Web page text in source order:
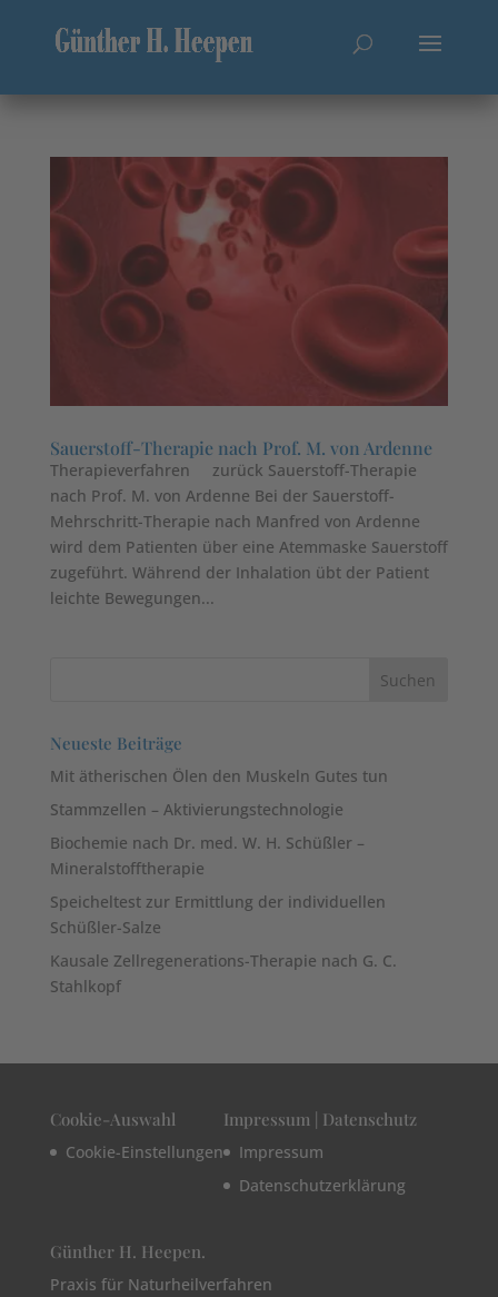
Sauerstoff-Therapie nach Prof. M. von Ardenne
Therapieverfahren zurück Sauerstoff-Therapie
nach Prof. M. von Ardenne Bei der Sauerstoff-
Mehrschritt-Therapie nach Manfred von Ardenne
wird dem Patienten über eine Atemmaske Sauerstoff
zugeführt. Während der Inhalation übt der Patient
leichte Bewegungen...
Neueste Beiträge
Mit ätherischen Ölen den Muskeln Gutes tun
Stammzellen – Aktivierungstechnologie
Biochemie nach Dr. med. W. H. Schüßler –
Mineralstofftherapie
Speicheltest zur Ermittlung der individuellen
Schüßler-Salze
Kausale Zellregenerations-Therapie nach G. C.
Stahlkopf
Cookie-Auswahl
Cookie-Einstellungen
Impressum | Datenschutz
Impressum
Datenschutzerklärung
Günther H. Heepen.
Praxis für Naturheilverfahren